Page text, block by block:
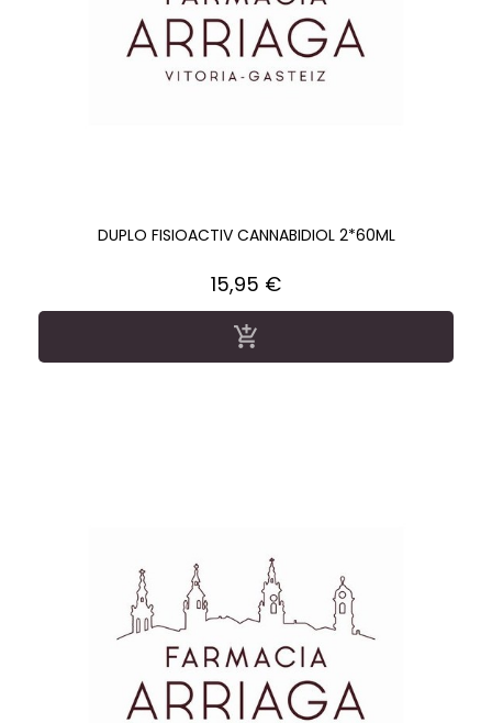
DUPLO FISIOACTIV CANNABIDIOL 2*60ML
Precio
15,95 €
